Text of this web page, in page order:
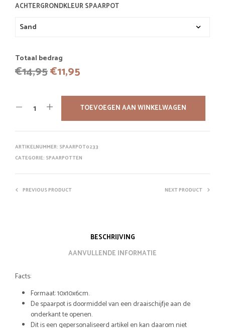
ACHTERGRONDKLEUR SPAARPOT
Totaal bedrag
€14,95Oorspronkelijke
was:
€14,95.
€11,95
is:
€11,95.
TOEVOEGEN AAN WINKELWAGEN
ARTIKELNUMMER: SPAARPOT0233
CATEGORIE: SPAARPOTTEN
PREVIOUS PRODUCT NEXT PRODUCT
BESCHRIJVING
AANVULLENDE INFORMATIE
Facts:
Formaat: 10x10x6cm.
De spaarpot is doormiddel van een draaischijfje aan de
onderkant te openen.
Dit is een gepersonaliseerd artikel en kan daarom niet